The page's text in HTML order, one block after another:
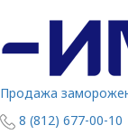
Продажа
8 (812) 677-00-10